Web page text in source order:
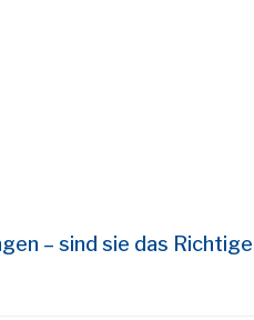
– sind sie das